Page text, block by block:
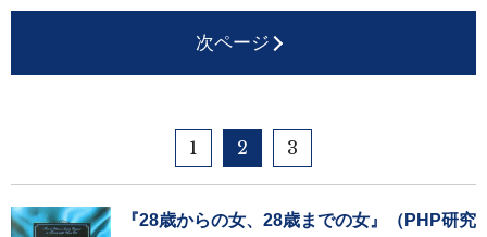
次ページ
1 2 3
『28歳からの女、28歳までの女』（PHP研究